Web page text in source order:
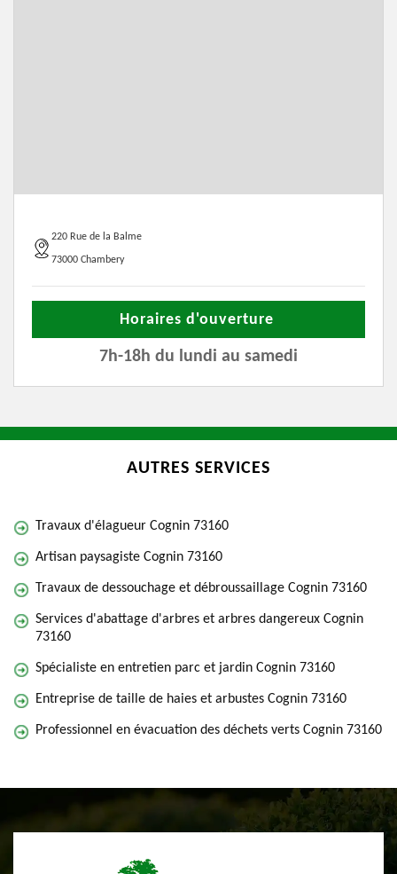
220 Rue de la Balme
73000 Chambery
Horaires d'ouverture
7h-18h du lundi au samedi
AUTRES SERVICES
Travaux d'élagueur Cognin 73160
Artisan paysagiste Cognin 73160
Travaux de dessouchage et débroussaillage Cognin 73160
Services d'abattage d'arbres et arbres dangereux Cognin
73160
Spécialiste en entretien parc et jardin Cognin 73160
Entreprise de taille de haies et arbustes Cognin 73160
Professionnel en évacuation des déchets verts Cognin 73160